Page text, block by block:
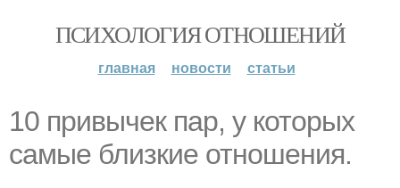
ПСИХОЛОГИЯ ОТНОШЕНИЙ
главная новости статьи
10 привычек пар, у которых
самые близкие отношения.